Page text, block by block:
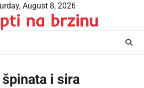
August 8, 2026
na brzinu
i sira